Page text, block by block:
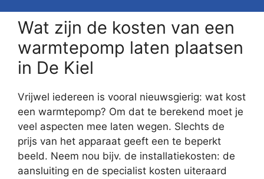
Wat zijn de kosten van een
warmtepomp laten plaatsen
in De Kiel
Vrijwel iedereen is vooral nieuwsgierig: wat kost
een warmtepomp? Om dat te berekend moet je
veel aspecten mee laten wegen. Slechts de
prijs van het apparaat geeft een te beperkt
beeld. Neem nou bijv. de installatiekosten: de
aansluiting en de specialist kosten uiteraard